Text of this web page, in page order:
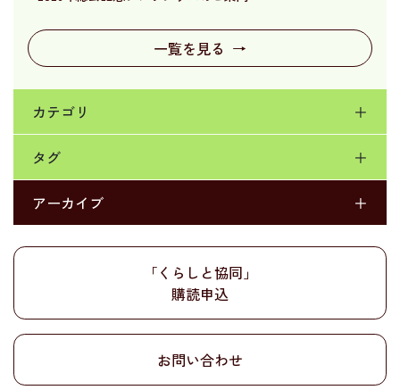
一覧を見る →
カテゴリ ＋
タグ ＋
アーカイブ ＋
「くらしと協同」
購読申込
お問い合わせ